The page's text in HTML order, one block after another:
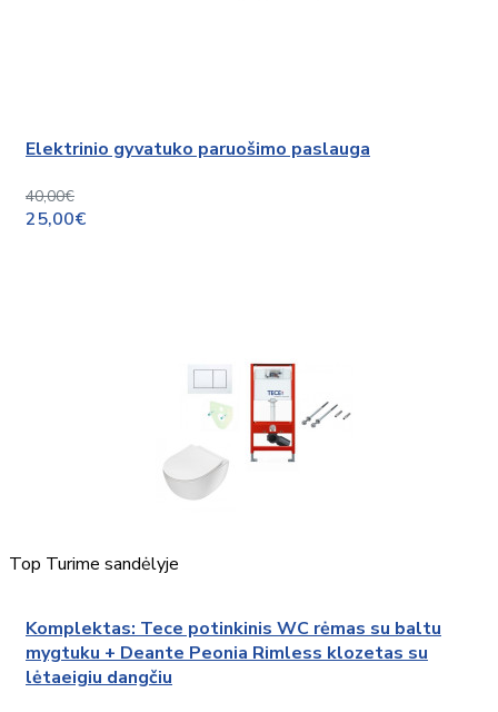
Elektrinio gyvatuko paruošimo paslauga
40,00€
25,00€
Top Turime sandėlyje
Komplektas: Tece potinkinis WC rėmas su baltu
mygtuku + Deante Peonia Rimless klozetas su
lėtaeigiu dangčiu